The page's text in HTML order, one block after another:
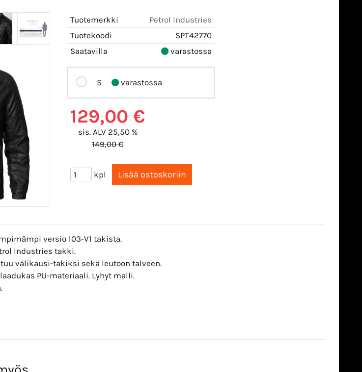
Tuotemerkki
Petrol Industries
Tuotekoodi
SPT42770
Saatavilla
varastossa
S varastossa
129,00 €
sis. ALV 25,50 %
149,00 €
kpl
versio 103-V1 takista.
Industries takki.
välikausi-takiksi sekä leutoon talveen.
PU-materiaali. Lyhyt malli.